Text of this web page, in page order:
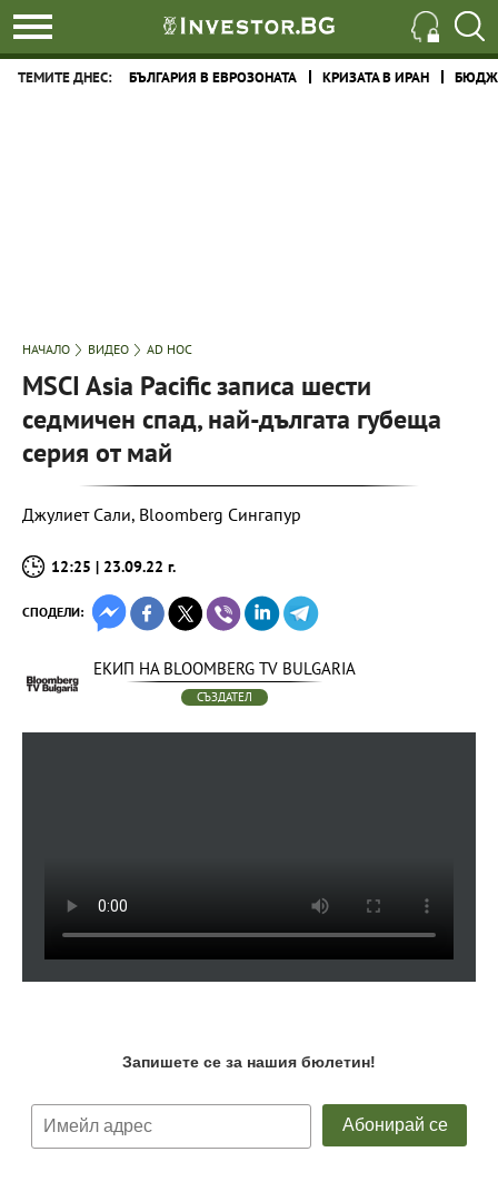
ТЕМИТЕ ДНЕС: БЪЛГАРИЯ В ЕВРОЗОНАТА КРИЗАТА В ИРАН
НАЧАЛО ВИДЕО AD HOC
MSCI Asia Pacific записа шести
седмичен спад, най-дългата губеща
серия от май
Джулиет Сали, Bloomberg Сингапур
12:25 | 23.09.22 г.
СПОДЕЛИ:
ЕКИП НА BLOOMBERG TV BULGARIA
СЪЗДАТЕЛ